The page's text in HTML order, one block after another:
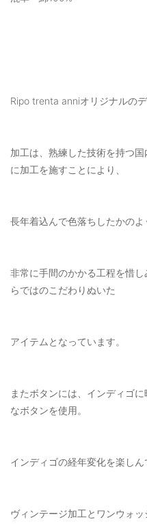
Ripo trenta anniオリジナルのデ
加工は、熟練した技術を持つ
に加工を施すことにより、
長年着込んで色落ちしたかの
非常に手間のかかる工程を惜
らではのこだわりぬいた
アイテムとなっています。
またボタンには、インディゴ
なボタンを使用。
インディゴの経年変化を楽しん
ヴィンテージ加工とワンウォ